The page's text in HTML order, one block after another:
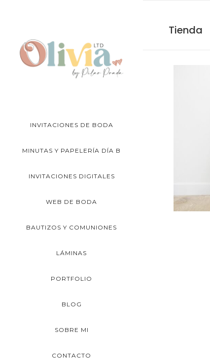
INVITACIONES DE BODA
MINUTAS Y PAPELERÍA DÍA B
INVITACIONES DIGITALES
WEB DE BODA
BAUTIZOS Y COMUNIONES
LÁMINAS
PORTFOLIO
BLOG
SOBRE MI
CONTACTO
Tienda